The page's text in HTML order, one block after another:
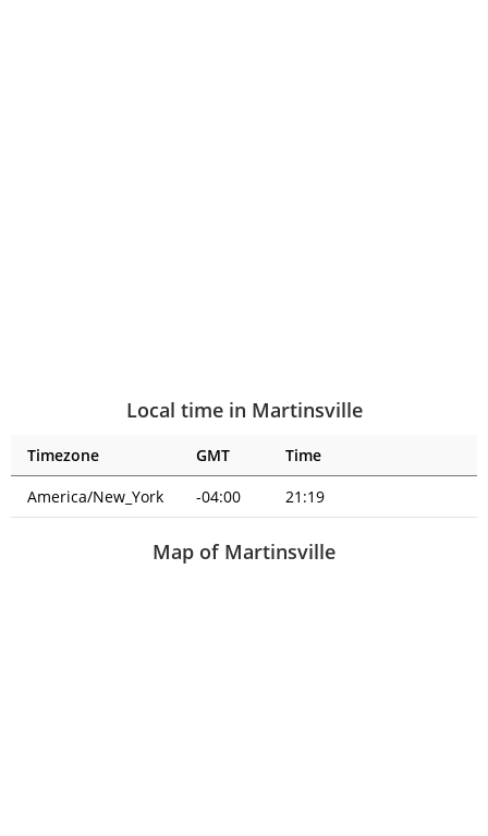
Local time in Martinsville
Timezone GMT
Time
America/New_York
-04:00 21:19
Map of Martinsville